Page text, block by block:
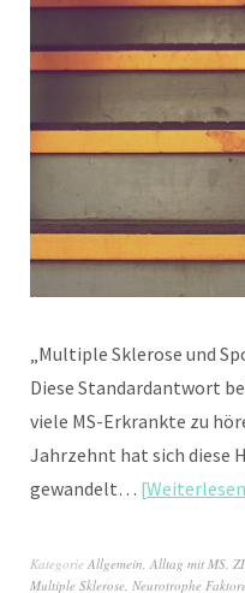
„Multiple Sklerose und
Diese Standardantwort
viele MS-Erkrankte zu
Jahrzehnt hat sich diese
gewandelt… Weiterlesen
Kategorie Allgemein, Alltag mit MS,
Multiple Sklerose, Neurotrophe